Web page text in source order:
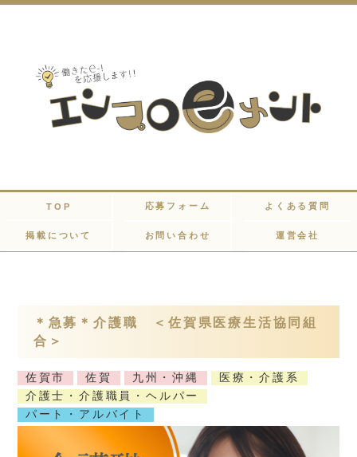
TOP 応募フォーム よくある質問
掲載について お問い合わせ 運営会社
＊急募＊介護職 ＜佐賀県医療生活協同組
合＞
佐賀市 佐賀 九州・沖縄
医療・介護系
介護士・介護職員・ヘルパー
パート・アルバイト